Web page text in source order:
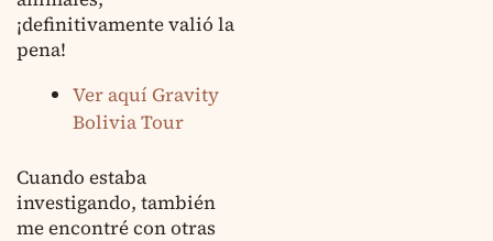
¡definitivamente valió la
pena!
Ver aquí Gravity
Bolivia Tour
Cuando estaba
investigando, también
me encontré con otras